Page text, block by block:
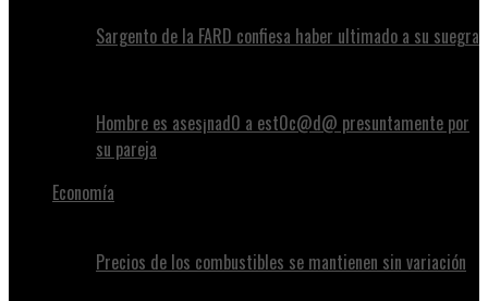
Sargento de la FARD confiesa haber ultimado a su suegra
Hombre es ases¡nad0 a est0c@d@ presuntamente por
su pareja
Economía
Precios de los combustibles se mantienen sin variación